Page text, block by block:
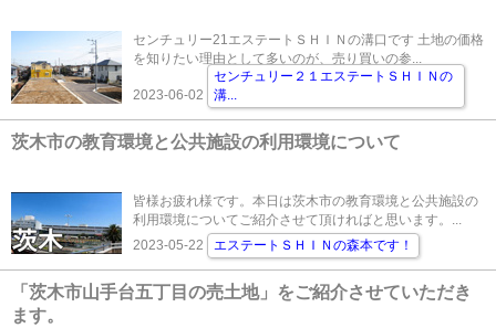
センチュリー21エステートＳＨＩＮの溝口です 土地の価格
を知りたい理由として多いのが、売り買いの参...
2023-06-02
センチュリー２１エステートＳＨＩＮの
溝...
茨木市の教育環境と公共施設の利用環境について
皆様お疲れ様です。本日は茨木市の教育環境と公共施設の
利用環境についてご紹介させて頂ければと思います。...
2023-05-22
エステートＳＨＩＮの森本です！
「茨木市山手台五丁目の売土地」をご紹介させていただき
ます。